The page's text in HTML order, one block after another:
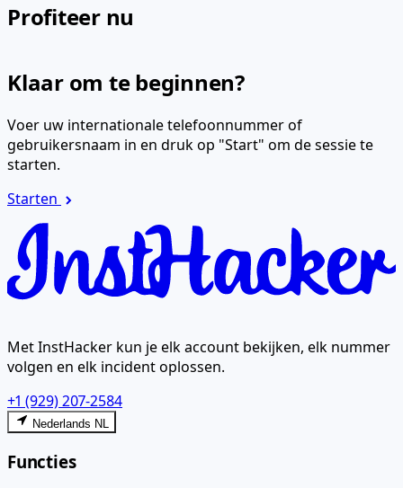
Profiteer nu
Klaar om te beginnen?
Voer uw internationale telefoonnummer of
gebruikersnaam in en druk op "Start" om de sessie te
starten.
Starten
Met InstHacker kun je elk account bekijken, elk nummer
volgen en elk incident oplossen.
+1 (929) 207-2584
Nederlands NL
Functies